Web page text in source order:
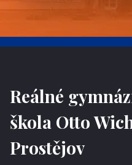
Reálné
škola Otto
Prostějov